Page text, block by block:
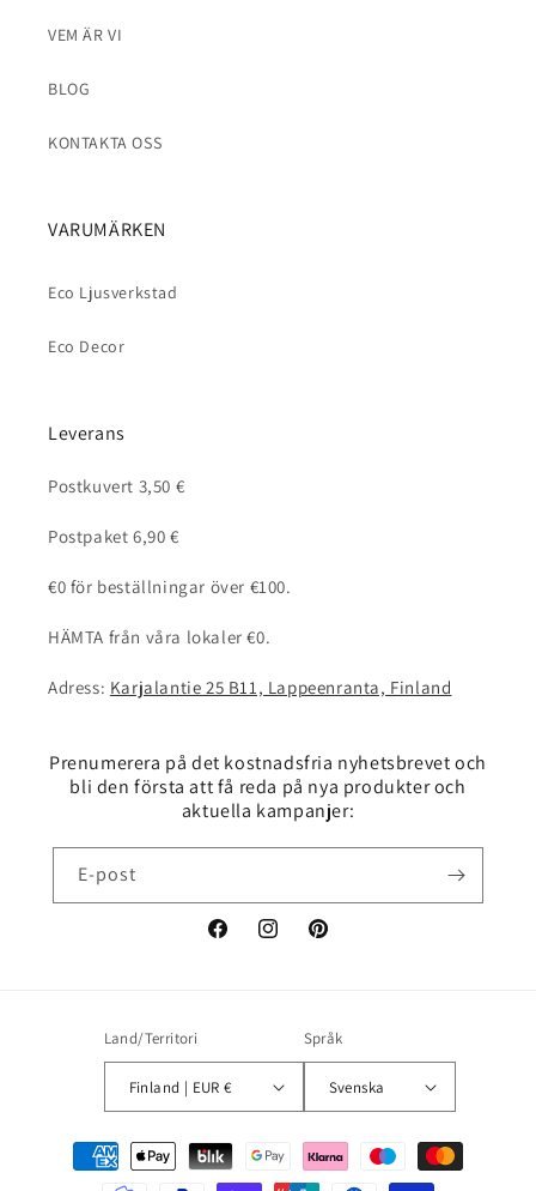
VEM ÄR VI
BLOG
KONTAKTA OSS
VARUMÄRKEN
Eco Ljusverkstad
Eco Decor
Leverans
Postkuvert 3,50 €
Postpaket 6,90 €
€0 för beställningar över €100.
HÄMTA från våra lokaler €0.
Adress: Karjalantie 25 B11, Lappeenranta, Finland
Prenumerera på det kostnadsfria nyhetsbrevet och
bli den första att få reda på nya produkter och
aktuella kampanjer:
E-post
FacebookInstagramPinterest
Land/Territori
Finland | EUR €
Språk
Svenska
Betalningsmetoder